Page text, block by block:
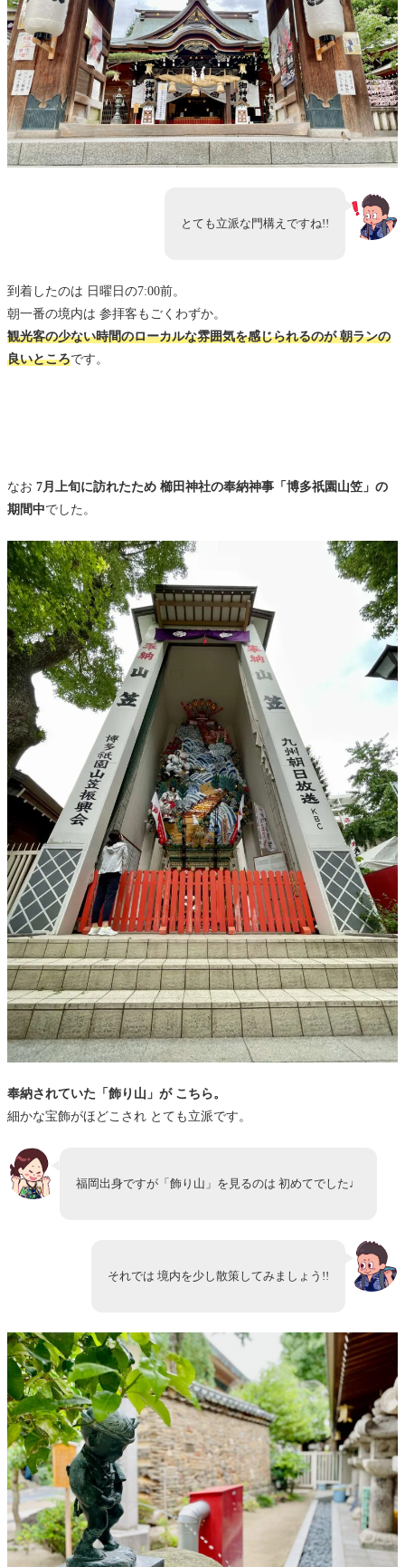
とても立派な門構えですね!!
到着したのは 日曜日の7:00前。
朝一番の境内は 参拝客もごくわずか。
観光客の少ない時間のローカルな雰囲気を感じられるのが 朝ランの
良いところです。
なお 7月上旬に訪れたため 櫛田神社の奉納神事「博多祇園山笠」の
期間中でした。
奉納されていた「飾り山」が こちら。
細かな宝飾がほどこされ とても立派です。
福岡出身ですが「飾り山」を見るのは 初めてでした♩
それでは 境内を少し散策してみましょう!!